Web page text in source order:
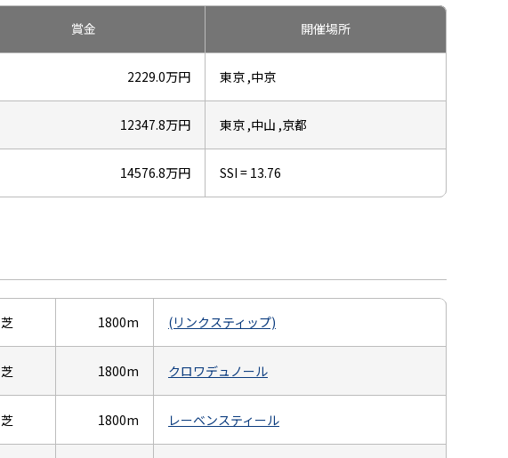
賞金 開催場所
2229.0万円 東京 ,中京
12347.8万円 東京 ,中山 ,京都
14576.8万円 SSI = 13.76
芝 1800m (リンクスティップ)
芝 1800m クロワデュノール
芝 1800m レーベンスティール